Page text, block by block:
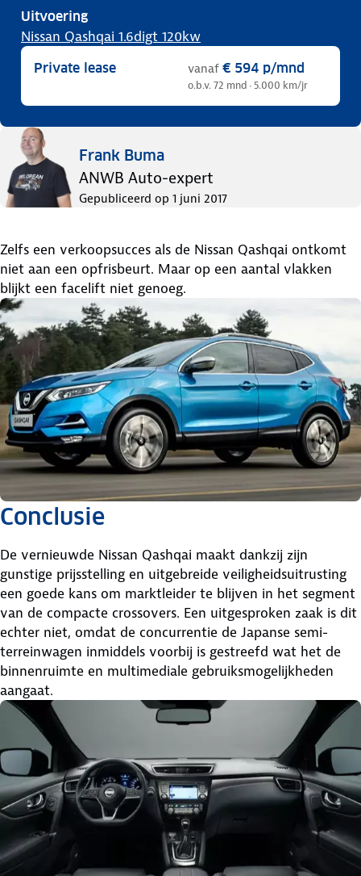
Uitvoering
Nissan Qashqai 1.6digt 120kw
Private lease vanaf € 594 p/mnd
o.b.v. 72 mnd · 5.000 km/jr
Frank Buma
ANWB Auto-expert
Gepubliceerd op 1 juni 2017
Zelfs een verkoopsucces als de Nissan Qashqai ontkomt
niet aan een opfrisbeurt. Maar op een aantal vlakken
blijkt een facelift niet genoeg.
Conclusie
De vernieuwde Nissan Qashqai maakt dankzij zijn
gunstige prijsstelling en uitgebreide veiligheidsuitrusting
een goede kans om marktleider te blijven in het segment
van de compacte crossovers. Een uitgesproken zaak is dit
echter niet, omdat de concurrentie de Japanse semi-
terreinwagen inmiddels voorbij is gestreefd wat het de
binnenruimte en multimediale gebruiksmogelijkheden
aangaat.